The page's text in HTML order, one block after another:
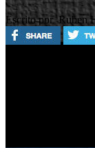
Escrito por Ruben